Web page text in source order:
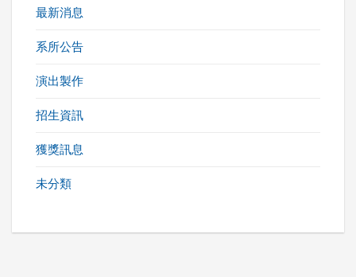
最新消息
系所公告
演出製作
招生資訊
獲獎訊息
未分類